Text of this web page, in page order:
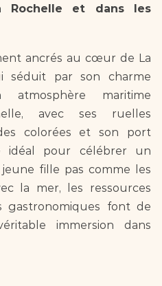
Rochelle et dans les
ancrés au cœur de La
séduit par son charme
maritime
avec ses ruelles
colorées et son port
idéal pour célébrer un
fille pas comme les
la mer, les ressources
gastronomiques font de
immersion dans